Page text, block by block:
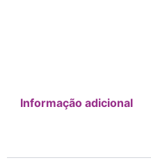
Informação adicional